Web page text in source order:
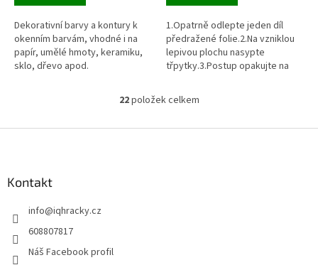
Dekorativní barvy a kontury k
okenním barvám, vhodné i na
papír, umělé hmoty, keramiku,
sklo, dřevo apod.
1.Opatrně odlepte jeden díl
předražené folie.2.Na vzniklou
lepivou plochu nasypte
třpytky.3.Postup opakujte na
obrázky16 ampulek s glitry
O
l
22položek celkem
Kontakt
info@iqhracky.cz
608807817
Náš Facebook profil